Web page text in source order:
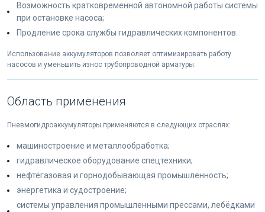
Возможность кратковременной автономной работы системы
при остановке насоса;
Продление срока службы гидравлических компонентов.
Использование аккумуляторов позволяет оптимизировать работу
насосов и уменьшить износ трубопроводной арматуры.
Область применения
Пневмогидроаккумуляторы применяются в следующих отраслях:
машиностроение и металлообработка;
гидравлическое оборудование спецтехники;
нефтегазовая и горнодобывающая промышленность;
энергетика и судостроение;
системы управления промышленными прессами, лебёдками